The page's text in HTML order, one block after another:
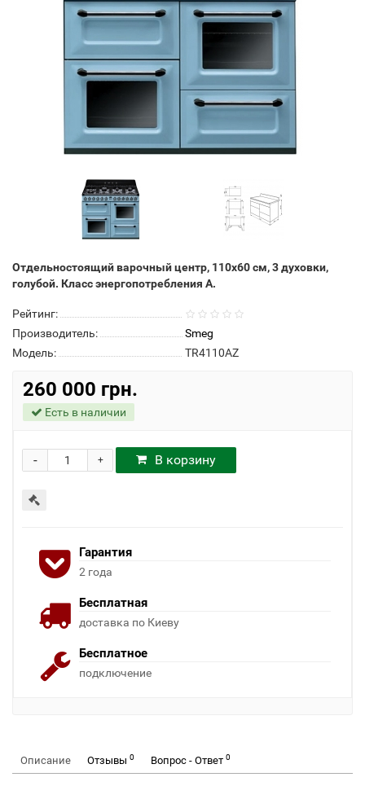
Отдельностоящий варочный центр, 110х60 см, 3 духовки,
голубой. Класс энергопотребления А.
Рейтинг:
Производитель:
Smeg
Модель:
TR4110AZ
260 000 грн.
Есть в наличии
+
- В корзину
Гарантия
2 года
Бесплатная
доставка по Киеву
Бесплатное
подключение
Описание Отзывы 0 Вопрос - Ответ 0